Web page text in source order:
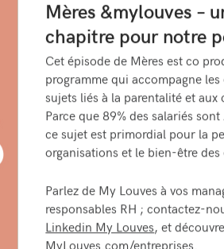
Mères &mylouves –
chapitre pour notre
Cet épisode de Mères est co
programme qui accompagne
sujets liés à la parentalité et aux
Parce que 89% des salariés
ce sujet est primordial pour la
organisations et le bien-être des
Parlez de My Louves à vos
responsables RH ; contactez-
Linkedin My Louves, et